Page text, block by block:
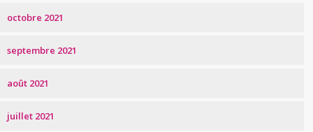
octobre 2021
septembre 2021
août 2021
juillet 2021